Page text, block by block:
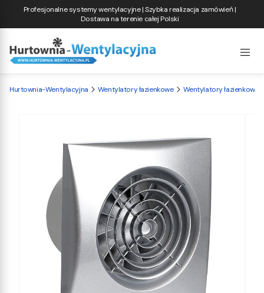
Profesjonalne systemy wentylacyjne | Szybka realizacja zamówień |
Dostawa na terenie całej Polski
Hurtownia-Wentylacyjna Wentylatory łazienkowe Wentylatory łazienkowe